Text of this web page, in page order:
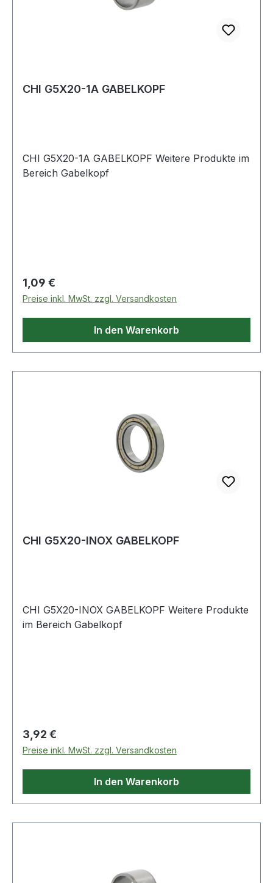
CHI G5X20-1A GABELKOPF
CHI G5X20-1A GABELKOPF Weitere Produkte im
Bereich Gabelkopf
Regulärer Preis:
1,09 €
Preise inkl. MwSt. zzgl. Versandkosten
In den Warenkorb
CHI G5X20-INOX GABELKOPF
CHI G5X20-INOX GABELKOPF Weitere Produkte
im Bereich Gabelkopf
Regulärer Preis:
3,92 €
Preise inkl. MwSt. zzgl. Versandkosten
In den Warenkorb